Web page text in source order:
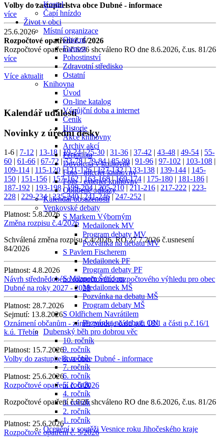
Kostel
Čapí hnízdo
Život v obci
Místní organizace
Obecní
Farnost
Pohostinství
Zdravotní středisko
Ostatní
Knihovna
Úvod
On-line katalog
Výpůjční doba a internet
Ceník
Historie
Akce knihovny
Archiv akcí
Periodika
Dovolená v knihovně
Foto - interiér knihovny
Foto - exteriér knihovny
Oblíbené odkazy
Kalendář obsazenosti
Venkovské debaty
S Markem Výborným
Medailonek MV
Program debaty MV
Pozvánka na debatu MV
S Pavlem Fischerem
Medailonek PF
Program debaty PF
S Milanem Šmídem
Medailonek MŠ
Pozvánka na debatu MŠ
Program debaty MŠ
S Oldřichem Navrátilem
Pozvánka na debatu ON
Dubenský běh pro dobrou věc
10. ročník
9. ročník
8. ročník
7. ročník
6. ročník
5. ročník
4. ročník
3. ročník
2. ročník
1. ročník
Ocenění v soutěži Vesnice roku Jihočeského kraje
Volby do zastupitelstva obce Dubné - informace
více
25.6.2026
Rozpočtové opatření č. 6/2026
Rozpočtové opatření č.6/26 shcváleno RO dne 8.6.2026, č.us. 81/26
více
Více aktualit
Kalendář událostí
Novinky z úřední desky
1-6 | 7-12 | 13-18 | 19-24|25-30 | 31-36 | 37-42 | 43-48 | 49-54 | 55-
60 | 61-66 | 67-72 |73-78|79-84|85-90| 91-96 | 97-102 | 103-108 |
109-114 | 115-120 |121-126|127-132|133-138 | 139-144 | 145-
150 | 151-156 | 157-162|163-168|169-174 | 175-180 | 181-186 |
187-192 | 193-198|199-204|205-210|211-216 | 217-222 | 223-
228 | 229-234|235-240|241-246|247-252 |
Platnost: 5.8.2026
Změna rozpisu č.4/2026
Schválená změna rozpisu č.4/2026, RO 27.7.2026 č.usnesení
84/2026
Platnost: 4.8.2026
Návrh střednědobého rozpočtového rozpočtového výhledu pro obec
Dubné na roky 2027 - 2028
Platnost: 28.7.2026
Sejmutí: 13.8.2026
Oznámení občanům - záměr prodeje části p.č. 18/1 a části p.č.16/1
k.ú. Třebín
Platnost: 15.7.2026
Volby do zastupitelstva obce Dubné - informace
Platnost: 25.6.2026
Rozpočtové opatření č. 6/2026
Rozpočtové opatření č.6/26 shcváleno RO dne 8.6.2026, č.us. 81/26
Platnost: 25.6.2026
Rozpočtové opatření č. 5/2026